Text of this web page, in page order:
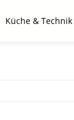
Küche & Technik